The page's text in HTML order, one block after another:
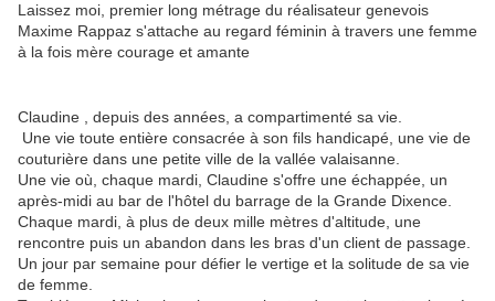
Laissez moi, premier long métrage du réalisateur genevois
Maxime Rappaz s'attache au regard féminin à travers une femme
à la fois mère courage et amante
Claudine , depuis des années, a compartimenté sa vie.
Une vie toute entière consacrée à son fils handicapé, une vie de
couturière dans une petite ville de la vallée valaisanne.
Une vie où, chaque mardi, Claudine s'offre une échappée, un
après-midi au bar de l'hôtel du barrage de la Grande Dixence.
Chaque mardi, à plus de deux mille mètres d'altitude, une
rencontre puis un abandon dans les bras d'un client de passage.
Un jour par semaine pour défier le vertige et la solitude de sa vie
de femme.